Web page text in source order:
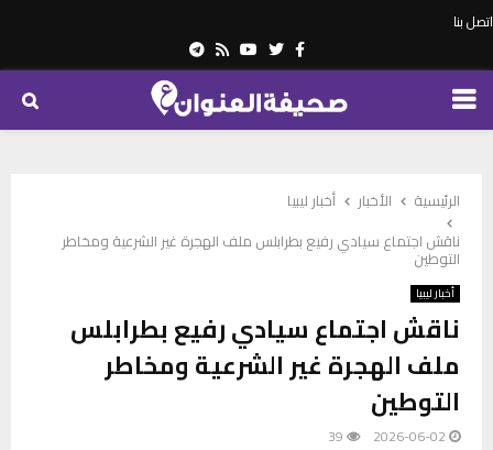
اتصل بنا
Facebook
Twitter
Youtube
Rss
Telegram
PRIMARY
الرئيسية الأخبار
أخبار ليبيا
ناقش اجتماع سيادي رفيع بطرابلس ملف الهجرة غير الشرعية ومخاطر
التوطين
أخبار ليبيا
ناقش اجتماع سيادي رفيع بطرابلس
ملف الهجرة غير الشرعية ومخاطر
التوطين
2026-06-02
39